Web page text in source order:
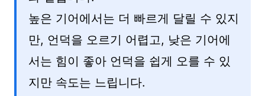
높은 기어에서는 더 빠르게 달릴 수 있지
만, 언덕을 오르기 어렵고, 낮은 기어에
서는 힘이 좋아 언덕을 쉽게 오를 수 있
지만 속도는 느립니다.